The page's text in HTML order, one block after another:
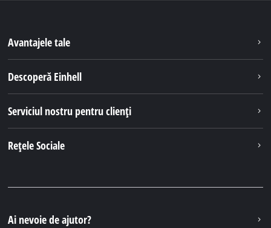
Avantajele tale
Descoperă Einhell
Serviciul nostru pentru clienți
Rețele Sociale
Ai nevoie de ajutor?